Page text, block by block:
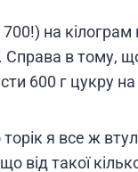
на кілограм
в тому,
600 г цукру
я все ж
від такої